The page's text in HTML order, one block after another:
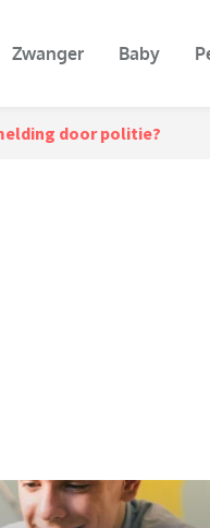
Zwanger Baby
door politie?